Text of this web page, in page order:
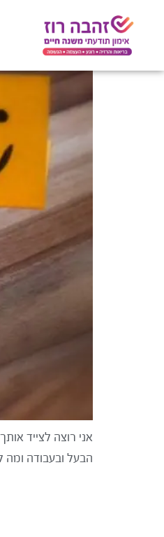
אני רוצה לצייד
הבעל ובעבודה ומה